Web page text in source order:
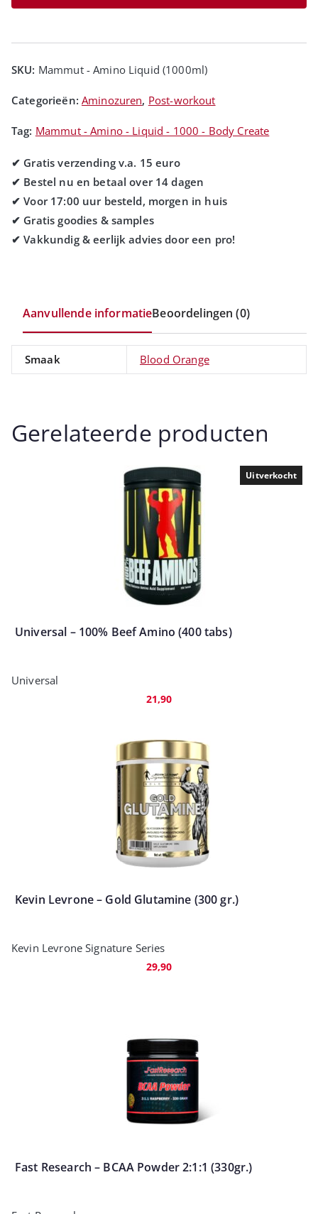
SKU: Mammut - Amino Liquid (1000ml)
Categorieën: Aminozuren, Post-workout
Tag: Mammut - Amino - Liquid - 1000 - Body Create
Aanvullende informatieBeoordelingen (0)
Smaak Blood Orange
Gerelateerde producten
Uitverkocht
Universal – 100% Beef Amino (400 tabs)
Universal
21,90
Kevin Levrone – Gold Glutamine (300 gr.)
Kevin Levrone Signature Series
29,90
Fast Research – BCAA Powder 2:1:1 (330gr.)